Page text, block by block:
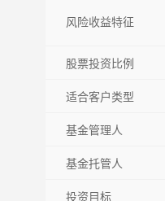
风险收益特征
股票投资比例
适合客户类型
基金管理人
基金托管人
投资目标